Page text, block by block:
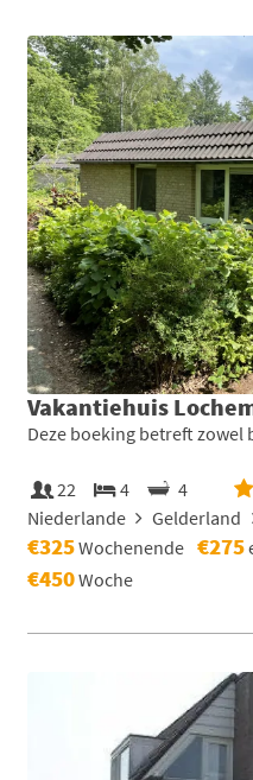
Vakantiehuis
Deze boeking betreft zowel
22 4
4
Niederlande
Gelderland
€325Wochenende €275
€450Woche